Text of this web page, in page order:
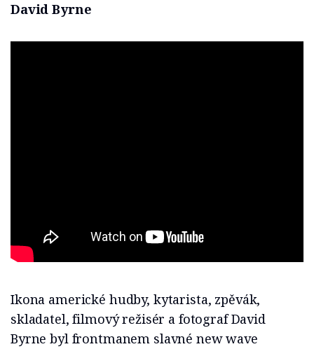
David Byrne
Ikona americké hudby, kytarista, zpěvák,
skladatel, filmový režisér a fotograf David
Byrne byl frontmanem slavné new wave